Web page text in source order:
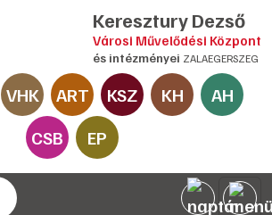
Keresztury Dezső
Városi Művelődési Központ
és intézményei ZALAEGERSZEG
VHK ART KSZ KH
AH
CSB
EP